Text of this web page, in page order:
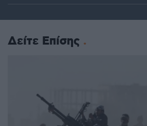
Δείτε Επίσης